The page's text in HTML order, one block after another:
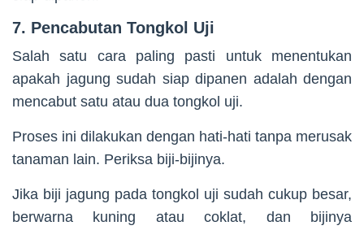
7. Pencabutan Tongkol Uji
Salah satu cara paling pasti untuk menentukan
apakah jagung sudah siap dipanen adalah dengan
mencabut satu atau dua tongkol uji.
Proses ini dilakukan dengan hati-hati tanpa merusak
tanaman lain. Periksa biji-bijinya.
Jika biji jagung pada tongkol uji sudah cukup besar,
berwarna kuning atau coklat, dan bijinya